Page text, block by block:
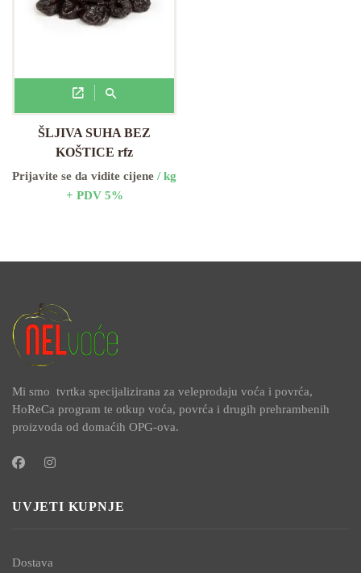
ŠLJIVA SUHA BEZ
KOŠTICE rfz
Prijavite se da vidite cijene / kg
+ PDV 5%
Mi smo tvrtka specijalizirana za veleprodaju voća i povrća,
HoReCa program te otkup voća, povrća i drugih prehrambenih
proizvoda od domaćih OPG-ova.
UVJETI KUPNJE
Dostava